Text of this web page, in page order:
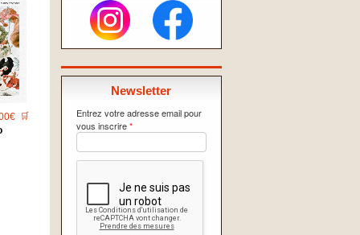
Newsletter
Entrez votre adresse email pour
vous inscrire*
🛒